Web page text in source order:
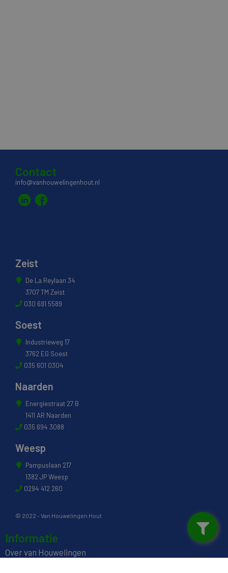
Contact
info@vanhouwelingenhout.nl
Zeist
De La Reylaan 34
3707 TM Zeist
030 691 5589
Soest
Industrieweg 17
3762 EG Soest
035 601 0304
Naarden
Energiestraat 27 B
1411 AR Naarden
035 694 3088
Weesp
Pampuslaan 217
1382 JP Weesp
0294 412 260
© 2022 - Van Houwelingen Hout
Informatie
Over van Houwelingen